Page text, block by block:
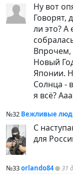
Ну вот
Говорят,
ли это? А
Впрочем,
Новый
Японии.
Солнца -
я всё?
№32 Вежливые
С
для
№33orlando84 31